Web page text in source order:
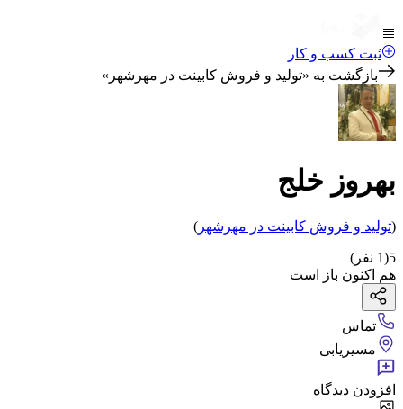
ثبت کسب و کار
بازگشت به «تولید و فروش کابینت در مهرشهر »
بهروز خلج
(تولید و فروش کابینت در مهرشهر )
5
(
1 نفر)
هم اکنون باز است
تماس
مسیریابی
افزودن دیدگاه